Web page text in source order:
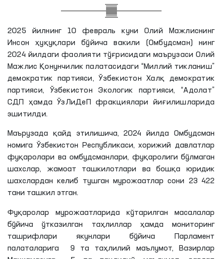
2025 йилнинг 10 февраль куни Олий Мажлиснинг
Инсон ҳуқуқлари бўйича вакили (Омбудсман) нинг
2024 йилдаги фаолияти тўғрисидаги маърузаси Олий
Мажлис Қонунчилик палатасидаги “Миллий тикланиш”
демократик партияси, Ўзбекистон Халқ демократик
партияси, Ўзбекистон Экологик партияси, “Адолат”
СДП ҳамда ЎзЛиДеП фракциялари йиғилишларида
эшитилди.
Маърузада қайд этилишича, 2024 йилда Омбудсман
номига Ўзбекистон Республикаси, хорижий давлатлар
фуқаролари ва омбудсманлари, фуқаролиги бўлмаган
шахслар, жамоат ташкилотлари ва бошқа юридик
шахслардан келиб тушган мурожаатлар сони 23 422
тани ташкил этган.
Фуқаролар мурожаатларида кўтарилган масалалар
бўйича ўтказилган таҳлиллар ҳамда мониторинг
ташрифлари якунлари бўйича Парламент
палаталарига 9 та таҳлилий маълумот, Вазирлар